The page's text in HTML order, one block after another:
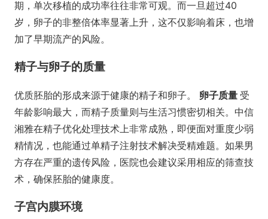
期，单次移植的成功率往往非常可观。而一旦超过40
岁，卵子的非整倍体率显著上升，这不仅影响着床，也增
加了早期流产的风险。
精子与卵子的质量
优质胚胎的形成来源于健康的精子和卵子。 卵子质量 受
年龄影响最大，而精子质量则与生活习惯密切相关。中信
湘雅在精子优化处理技术上非常成熟，即便面对重度少弱
精情况，也能通过单精子注射技术解决受精难题。如果男
方存在严重的遗传风险，医院也会建议采用相应的筛查技
术，确保胚胎的健康度。
子宫内膜环境